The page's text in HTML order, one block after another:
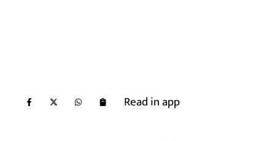
Read in app